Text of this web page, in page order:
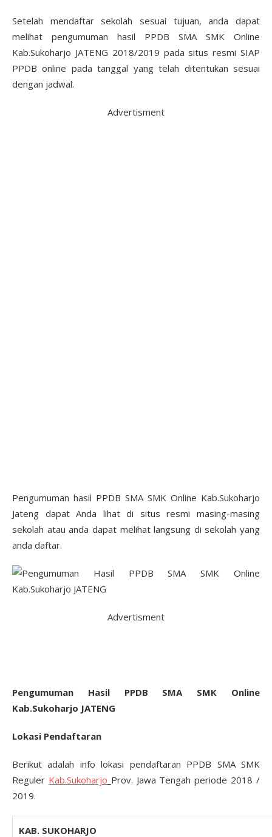
Setelah mendaftar sekolah sesuai tujuan, anda dapat
melihat pengumuman hasil PPDB SMA SMK Online
Kab.Sukoharjo JATENG 2018/2019 pada situs resmi SIAP
PPDB online pada tanggal yang telah ditentukan sesuai
dengan jadwal.
Advertisment
Pengumuman hasil PPDB SMA SMK Online Kab.Sukoharjo
Jateng dapat Anda lihat di situs resmi masing-masing
sekolah atau anda dapat melihat langsung di sekolah yang
anda daftar.
Advertisment
Pengumuman Hasil PPDB SMA SMK Online
Kab.Sukoharjo JATENG
Lokasi Pendaftaran
Berikut adalah info lokasi pendaftaran PPDB SMA SMK
Reguler Kab.Sukoharjo Prov. Jawa Tengah periode 2018 /
2019.
KAB. SUKOHARJO